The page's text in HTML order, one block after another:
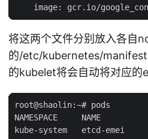
将这两个文件分别放入各自
的/etc/kubernetes/
的kubelet将会自动将对应的
root@shaolin:~# pods
NAMESPACE     NAME
kube-system   etcd-